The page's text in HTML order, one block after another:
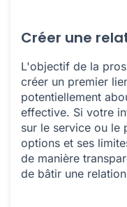
Créer une
L'objectif de la
créer un premier
potentiellement
effective. Si votre
sur le service ou le
options et ses
de manière
de bâtir une